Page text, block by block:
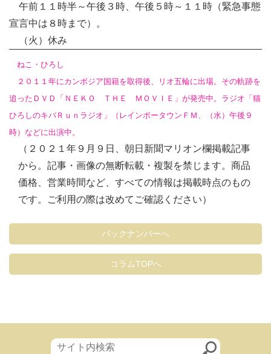
午前１１時半～午後３時、午後５時～１１時（緊急事態
宣言中は８時まで）。
（火）休み
ねこ・ひろし
２０１１年にカンボジア国籍を取得後、リオ五輪に出場。その軌跡を
追ったＤＶＤ「ＮＥＫＯ ＴＨＥ ＭＯＶＩＥ」が発売中。ラジオ「猫
ひろしのキバＲｕｎラジオ」（レインボータウンＦＭ、（水）午後９
時）などに出演中。
（２０２１年９月９日、朝日新聞マリオン欄掲載記事
から。記事・画像の無断転載・複製を禁じます。商品
価格、営業時間など、すべての情報は掲載時点のもの
です。ご利用の際は改めてご確認ください）
バックナンバーへ
コラムTOPへ